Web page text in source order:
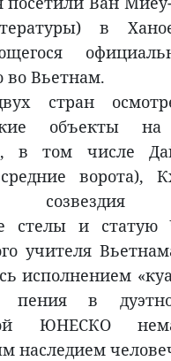
в
во Вьетнам.
стран
объекты на
в том числе
ворота),
созвездия
стелы и
учителя
исполнением
пения в
ЮНЕСКО
наследием